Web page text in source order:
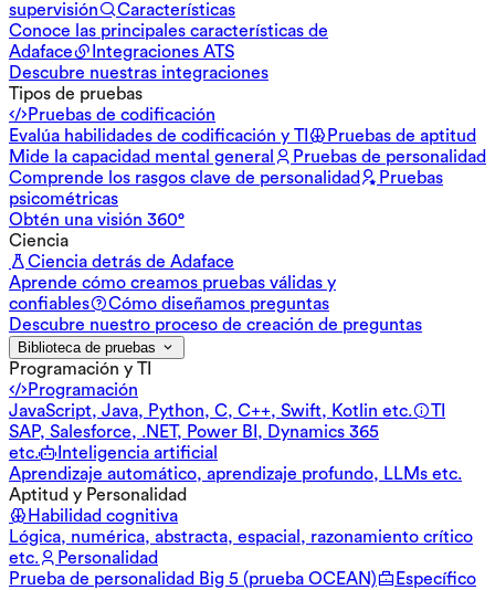
supervisión
Características
Conoce las principales características de
Adaface
Integraciones ATS
Descubre nuestras integraciones
Tipos de pruebas
Pruebas de codificación
Evalúa habilidades de codificación y TI
Pruebas de aptitud
Mide la capacidad mental general
Pruebas de personalidad
Comprende los rasgos clave de personalidad
Pruebas
psicométricas
Obtén una visión 360°
Ciencia
Ciencia detrás de Adaface
Aprende cómo creamos pruebas válidas y
confiables
Cómo diseñamos preguntas
Descubre nuestro proceso de creación de preguntas
Biblioteca de pruebas
Programación y TI
Programación
JavaScript, Java, Python, C, C++, Swift, Kotlin etc.
TI
SAP, Salesforce, .NET, Power BI, Dynamics 365
etc.
Inteligencia artificial
Aprendizaje automático, aprendizaje profundo, LLMs etc.
Aptitud y Personalidad
Habilidad cognitiva
Lógica, numérica, abstracta, espacial, razonamiento crítico
etc.
Personalidad
Prueba de personalidad Big 5 (prueba OCEAN)
Específico